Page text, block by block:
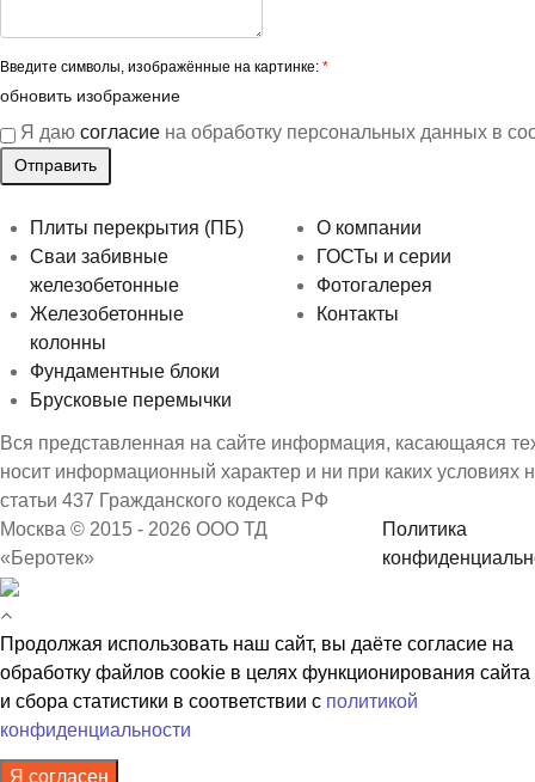
Введите символы, изображённые на картинке: *
обновить изображение
Я даю согласие на обработку персональных данных в
Плиты перекрытия (ПБ)
Сваи забивные
железобетонные
Железобетонные
колонны
Фундаментные блоки
Брусковые перемычки
О компании
ГОСТы и серии
Фотогалерея
Контакты
Вся представленная на сайте информация, касающаяся
носит информационный характер и ни при каких
статьи 437 Гражданского кодекса РФ
Москва © 2015 - 2026 ООО ТД
«Беротек»
Политика
Продолжая использовать наш сайт, вы даёте согласие на
обработку файлов cookie в целях функционирования сайта
и сбора статистики в соответствии с политикой
конфиденциальности
Я согласен